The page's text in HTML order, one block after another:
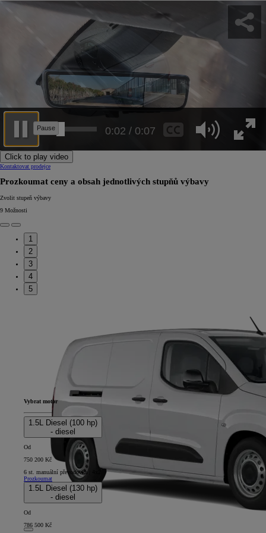
0:05 / 0:07
Click to play video
Kontaktovat prodejce
Prozkoumat ceny a obsah jednotlivých stupňů výbavy
Zvolit stupeň výbavy
9 Možnosti
1
2
3
4
5
Vybrat motor
1.5L Diesel (100 hp)
- diesel
Od
750 200 Kč
6 st. manuální převodovka | 4x2
Prozkoumat
1.5L Diesel (130 hp)
- diesel
Od
786 500 Kč